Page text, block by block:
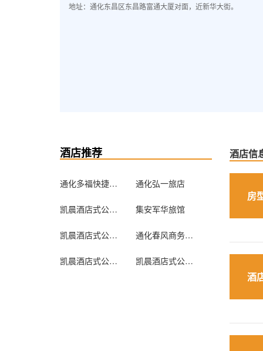
地址：通化东昌区东昌路富通大厦对面，近新华大街。
酒店推荐
通化多福快捷宾馆 通化弘一旅店
凯晨酒店式公寓(通化新站步行街1店) 集安军华旅馆
凯晨酒店式公寓(通化华翔佳苑1店) 通化春风商务宾馆
凯晨酒店式公寓(通化锦绣家园1店) 凯晨酒店式公寓(通化锦绣家园4店)
酒店信
房
酒